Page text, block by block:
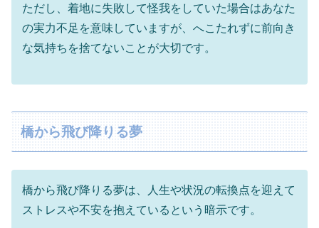
ただし、着地に失敗して怪我をしていた場合はあなた
の実力不足を意味していますが、へこたれずに前向き
な気持ちを捨てないことが大切です。
橋から飛び降りる夢
橋から飛び降りる夢は、人生や状況の転換点を迎えて
ストレスや不安を抱えているという暗示です。